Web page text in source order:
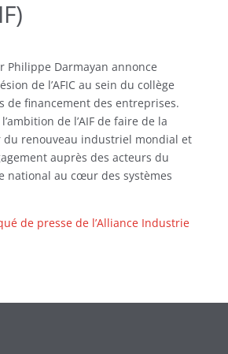
Philippe Darmayan annonce
de l’AFIC au sein du collège
de financement des entreprises.
l’ambition de l’AIF de faire de la
du renouveau industriel mondial et
auprès des acteurs du
national au cœur des systèmes
de presse de l’Alliance Industrie